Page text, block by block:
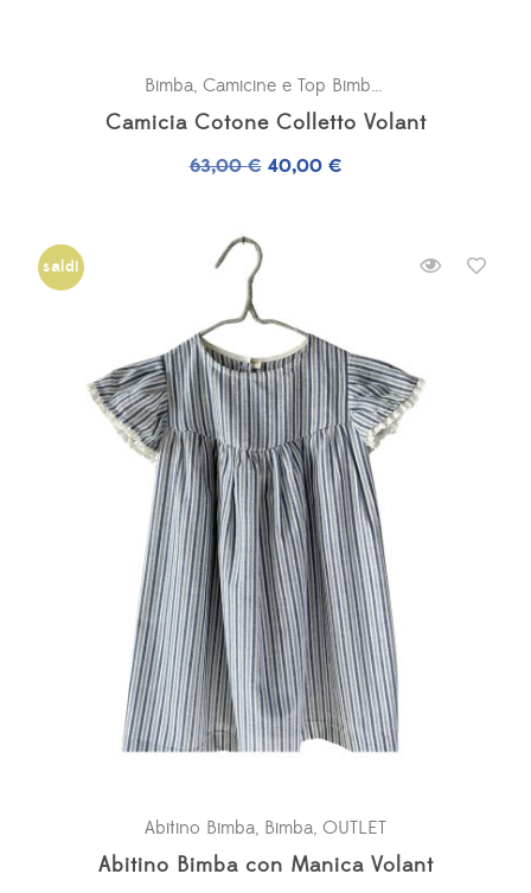
Bimba, Camicine e Top Bimba ,
Camicia Cotone Colletto Volant
63,00€ Il
40,00 €Il
saldi
Abitino Bimba, Bimba, OUTLET
Abitino Bimba con Manica Volant